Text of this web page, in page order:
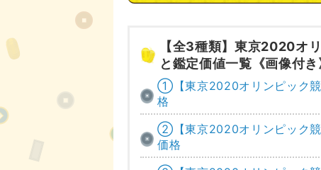
【全3種類】東京2020オ
と鑑定価値一覧《画像付き
①【東京2020オリンピック競
格
②【東京2020オリンピック競
価格